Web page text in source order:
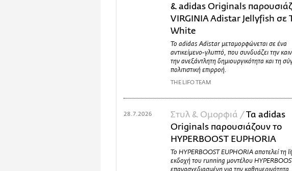
& adidas Originals
VIRGINIA Adistar Jellyfish σε
White
Το adidas Adistar μεταμορφώνεται σε ένα
αντικείμενο-γλυπτό, που συνδυάζει την
την ανεξάντλητη δημιουργικότητα και τη
πολιτιστική επιρροή.
THE LIFO TEAM
Στυλ & Ομορφιά /Τα adidas
Originals παρουσιάζουν το
HYPERBOOST EUPHORIA
Το HYPERBOOST EUPHORIA αποτελεί τη
εκδοχή του running μοντέλου
28.7.2026